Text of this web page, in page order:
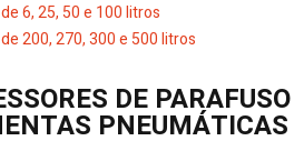
6, 25, 50 e 100 litros
200, 270, 300 e 500 litros
DE PARAFUSO
PNEUMÁTICAS